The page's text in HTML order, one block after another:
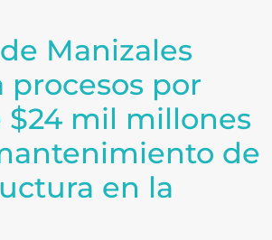
Manizales
procesos por
$24 mil millones
de
en la